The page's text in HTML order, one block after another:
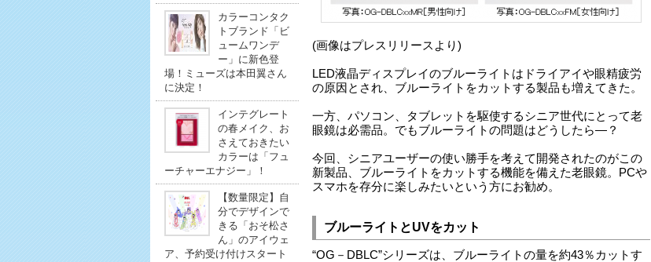
カラーコンタク
トブランド「ビ
ュームワンデ
ー」に新色登
場！ミューズは本田翼さん
に決定！
インテグレート
の春メイク、お
さえておきたい
カラーは「フュ
ーチャーエナジー」！
【数量限定】自
分でデザインで
きる「おそ松さ
ん」のアイウェ
ア、予約受け付けスタート
(画像はプレスリリースより)
LED液晶ディスプレイのブルーライトはドライアイや眼精疲労
の原因とされ、ブルーライトをカットする製品も増えてきた。
一方、パソコン、タブレットを駆使するシニア世代にとって老
眼鏡は必需品。でもブルーライトの問題はどうしたら―？
今回、シニアユーザーの使い勝手を考えて開発されたのがこの
新製品、ブルーライトをカットする機能を備えた老眼鏡。PCや
スマホを存分に楽しみたいという方にお勧め。
ブルーライトとUVをカット
“OG－DBLC”シリーズは、ブルーライトの量を約43％カットす